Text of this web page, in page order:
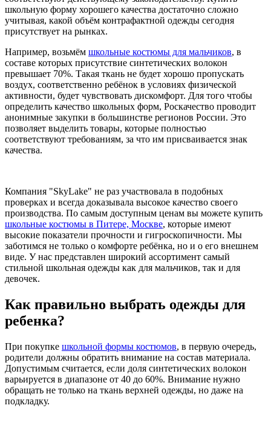
школьную форму хорошего качества достаточно сложно
учитывая, какой объём контрафактной одежды сегодня
присутствует на рынках.
Например, возьмём школьные костюмы для мальчиков, в
составе которых присутствие синтетических волокон
превышает 70%. Такая ткань не будет хорошо пропускать
воздух, соответственно ребёнок в условиях физической
активности, будет чувствовать дискомфорт. Для того чтобы
определить качество школьных форм, Роскачество проводит
анонимные закупки в большинстве регионов России. Это
позволяет выделить товары, которые полностью
соответствуют требованиям, за что им присваивается знак
качества.
Компания "SkyLake" не раз участвовала в подобных
проверках и всегда доказывала высокое качество своего
производства. По самым доступным ценам вы можете купить
школьные костюмы в Питере, Москве, которые имеют
высокие показатели прочности и гигроскопичности. Мы
заботимся не только о комфорте ребёнка, но и о его внешнем
виде. У нас представлен широкий ассортимент самый
стильной школьная одежды как для мальчиков, так и для
девочек.
Как правильно выбрать одежды для
ребенка?
При покупке школьной формы костюмов, в первую очередь,
родители должны обратить внимание на состав материала.
Допустимым считается, если доля синтетических волокон
варьируется в диапазоне от 40 до 60%. Внимание нужно
обращать не только на ткань верхней одежды, но даже на
подкладку.